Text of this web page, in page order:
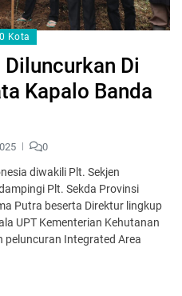
Kota
Diluncurkan Di
Kapalo Banda
0
diwakili Plt. Sekjen
Plt. Sekda Provinsi
Putra beserta Direktur lingkup
UPT Kementerian Kehutanan
peluncuran Integrated Area